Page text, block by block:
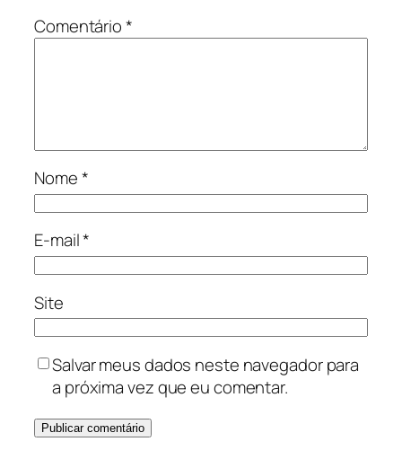
Comentário*
Nome*
E-mail*
Site
Salvar meus dados neste navegador para
a próxima vez que eu comentar.